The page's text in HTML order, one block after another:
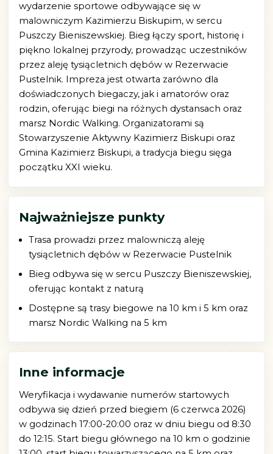
wydarzenie sportowe odbywające się w
malowniczym Kazimierzu Biskupim, w sercu
Puszczy Bieniszewskiej. Bieg łączy sport, historię i
piękno lokalnej przyrody, prowadząc uczestników
przez aleję tysiącletnich dębów w Rezerwacie
Pustelnik. Impreza jest otwarta zarówno dla
doświadczonych biegaczy, jak i amatorów oraz
rodzin, oferując biegi na różnych dystansach oraz
marsz Nordic Walking. Organizatorami są
Stowarzyszenie Aktywny Kazimierz Biskupi oraz
Gmina Kazimierz Biskupi, a tradycja biegu sięga
początku XXI wieku.
Najważniejsze punkty
Trasa prowadzi przez malowniczą aleję
tysiącletnich dębów w Rezerwacie Pustelnik
Bieg odbywa się w sercu Puszczy Bieniszewskiej,
oferując kontakt z naturą
Dostępne są trasy biegowe na 10 km i 5 km oraz
marsz Nordic Walking na 5 km
Inne informacje
Weryfikacja i wydawanie numerów startowych
odbywa się dzień przed biegiem (6 czerwca 2026)
w godzinach 17:00-20:00 oraz w dniu biegu od 8:30
do 12:15. Start biegu głównego na 10 km o godzinie